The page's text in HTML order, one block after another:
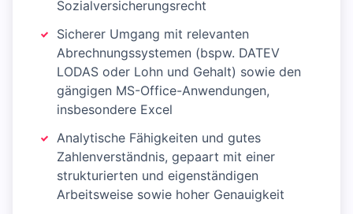
Sozialversicherungsrecht
Sicherer Umgang mit relevanten
Abrechnungssystemen (bspw. DATEV
LODAS oder Lohn und Gehalt) sowie den
gängigen MS-Office-Anwendungen,
insbesondere Excel
Analytische Fähigkeiten und gutes
Zahlenverständnis, gepaart mit einer
strukturierten und eigenständigen
Arbeitsweise sowie hoher Genauigkeit